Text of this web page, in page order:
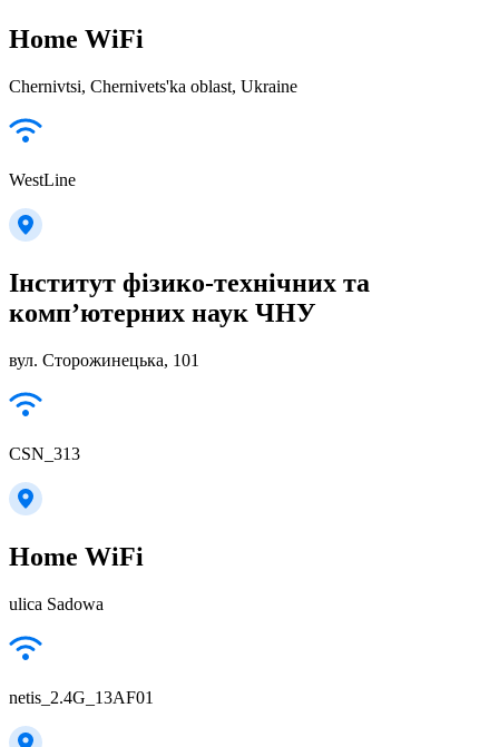
Home WiFi
Chernivtsi, Chernivets'ka oblast, Ukraine
WestLine
Інститут фізико-технічних та
комп’ютерних наук ЧНУ
вул. Сторожинецька, 101
CSN_313
Home WiFi
ulica Sadowa
netis_2.4G_13AF01